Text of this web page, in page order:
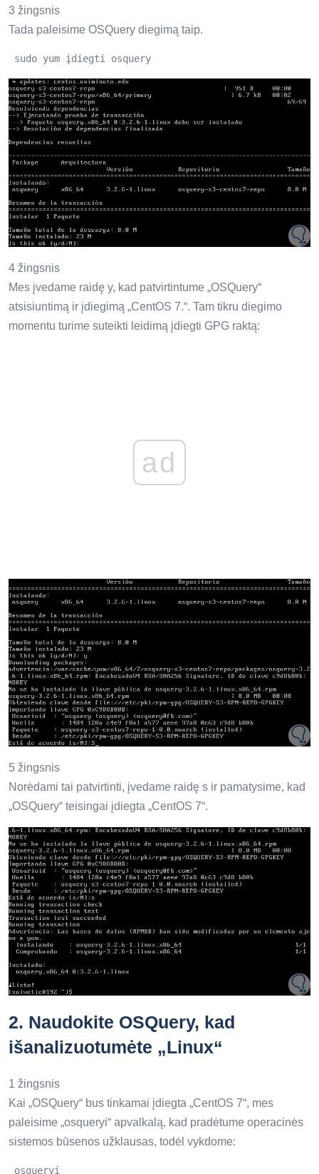
3 žingsnis
Tada paleisime OSQuery diegimą taip.
sudo yum įdiegti osquery
4 žingsnis
Mes įvedame raidę y, kad patvirtintume „OSQuery“
atsisiuntimą ir įdiegimą „CentOS 7.“. Tam tikru diegimo
momentu turime suteikti leidimą įdiegti GPG raktą:
ad
5 žingsnis
Norėdami tai patvirtinti, įvedame raidę s ir pamatysime, kad
„OSQuery“ teisingai įdiegta „CentOS 7“.
2. Naudokite OSQuery, kad
išanalizuotumėte „Linux“
1 žingsnis
Kai „OSQuery“ bus tinkamai įdiegta „CentOS 7“, mes
paleisime „osqueryi“ apvalkalą, kad pradėtume operacinės
sistemos būsenos užklausas, todėl vykdome:
osqueryi